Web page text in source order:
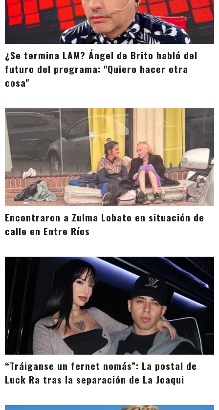
¿Se termina LAM? Ángel de Brito habló del
futuro del programa: "Quiero hacer otra
cosa"
Encontraron a Zulma Lobato en situación de
calle en Entre Ríos
“Tráiganse un fernet nomás”: La postal de
Luck Ra tras la separación de La Joaqui